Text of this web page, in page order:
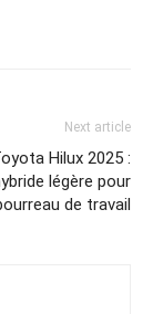
Next article
Hilux 2025 :
légère pour
de travail